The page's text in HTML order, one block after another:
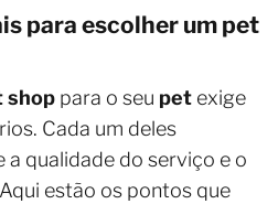
para escolher um pet
shop para o seu pet exige
Cada um deles
qualidade do serviço e o
estão os pontos que